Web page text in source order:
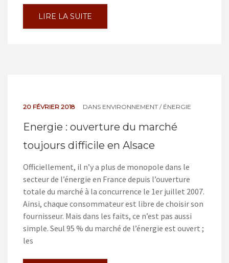
LIRE LA SUITE
20 FÉVRIER 2018 DANS ENVIRONNEMENT / ÉNERGIE
Energie : ouverture du marché
toujours difficile en Alsace
Officiellement, il n’y a plus de monopole dans le
secteur de l’énergie en France depuis l’ouverture
totale du marché à la concurrence le 1er juillet 2007.
Ainsi, chaque consommateur est libre de choisir son
fournisseur. Mais dans les faits, ce n’est pas aussi
simple. Seul 95 % du marché de l’énergie est ouvert ;
les